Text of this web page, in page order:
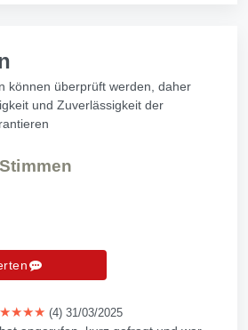
können überprüft werden, daher
und Zuverlässigkeit der
Stimmen
★★★★ (4) 31/03/2025